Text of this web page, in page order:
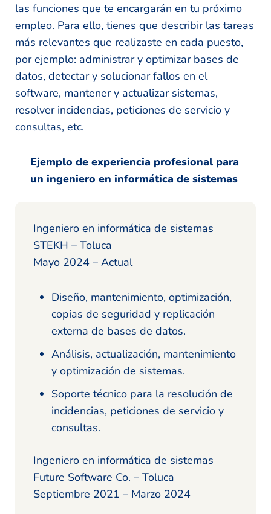
las funciones que te encargarán en tu próximo
empleo. Para ello, tienes que describir las tareas
más relevantes que realizaste en cada puesto,
por ejemplo: administrar y optimizar bases de
datos, detectar y solucionar fallos en el
software, mantener y actualizar sistemas,
resolver incidencias, peticiones de servicio y
consultas, etc.
Ejemplo de experiencia profesional para
un ingeniero en informática de sistemas
Ingeniero en informática de sistemas
STEKH – Toluca
Mayo 2024 – Actual
Diseño, mantenimiento, optimización,
copias de seguridad y replicación
externa de bases de datos.
Análisis, actualización, mantenimiento
y optimización de sistemas.
Soporte técnico para la resolución de
incidencias, peticiones de servicio y
consultas.
Ingeniero en informática de sistemas
Future Software Co. – Toluca
Septiembre 2021 – Marzo 2024